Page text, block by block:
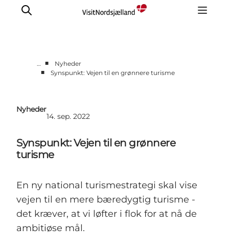
… ■
Nyheder
■
Synspunkt: Vejen til en grønnere turisme
Nyheder
14. sep. 2022
Synspunkt: Vejen til en grønnere
turisme
En ny national turismestrategi skal vise
vejen til en mere bæredygtig turisme -
det kræver, at vi løfter i flok for at nå de
ambitiøse mål.